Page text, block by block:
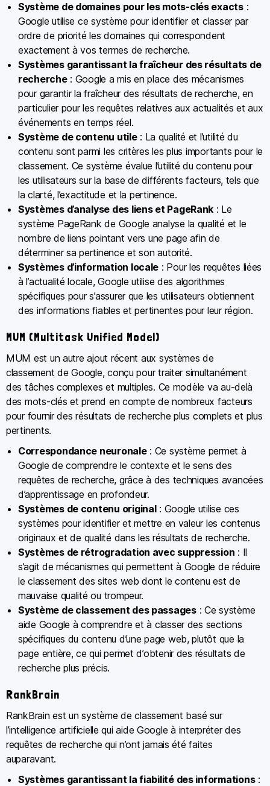
Système de domaines pour les mots-clés exacts:
Google utilise ce système pour identifier et classer par
ordre de priorité les domaines qui correspondent
exactement à vos termes de recherche.
Systèmes garantissant la fraîcheur des résultats de
recherche: Google a mis en place des mécanismes
pour garantir la fraîcheur des résultats de recherche, en
particulier pour les requêtes relatives aux actualités et aux
événements en temps réel.
Système de contenu utile: La qualité et l’utilité du
contenu sont parmi les critères les plus importants pour le
classement. Ce système évalue l’utilité du contenu pour
les utilisateurs sur la base de différents facteurs, tels que
la clarté, l’exactitude et la pertinence.
Systèmes d’analyse des liens et PageRank : Le
système PageRank de Google analyse la qualité et le
nombre de liens pointant vers une page afin de
déterminer sa pertinence et son autorité.
Systèmes d’information locale : Pour les requêtes liées
à l’actualité locale, Google utilise des algorithmes
spécifiques pour s’assurer que les utilisateurs obtiennent
des informations fiables et pertinentes pour leur région.
MUM (Multitask Unified Model)
MUM est un autre ajout récent aux systèmes de
classement de Google, conçu pour traiter simultanément
des tâches complexes et multiples. Ce modèle va au-delà
des mots-clés et prend en compte de nombreux facteurs
pour fournir des résultats de recherche plus complets et plus
pertinents.
Correspondance neuronale: Ce système permet à
Google de comprendre le contexte et le sens des
requêtes de recherche, grâce à des techniques avancées
d’apprentissage en profondeur.
Systèmes de contenu original: Google utilise ces
systèmes pour identifier et mettre en valeur les contenus
originaux et de qualité dans les résultats de recherche.
Systèmes de rétrogradation avec suppression : Il
s’agit de mécanismes qui permettent à Google de réduire
le classement des sites web dont le contenu est de
mauvaise qualité ou trompeur.
Système de classement des passages: Ce système
aide Google à comprendre et à classer des sections
spécifiques du contenu d’une page web, plutôt que la
page entière, ce qui permet d’obtenir des résultats de
recherche plus précis.
RankBrain
RankBrain est un système de classement basé sur
l’intelligence artificielle qui aide Google à interpréter des
requêtes de recherche qui n’ont jamais été faites
auparavant.
Systèmes garantissant la fiabilité des informations: